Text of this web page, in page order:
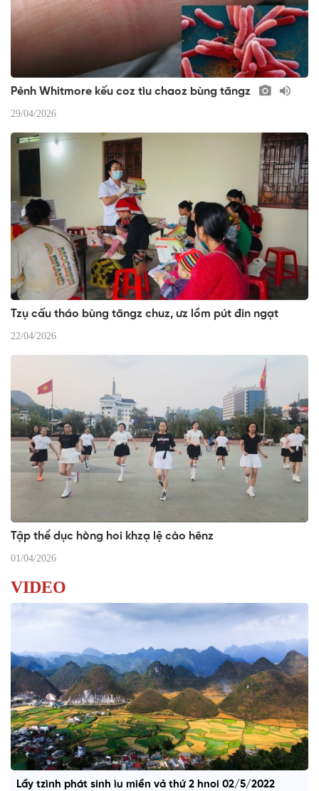
​Pẻnh Whitmore kếu coz tìu chaoz bùng tăngz
29/04/2026
Tzụ cấu tháo bùng tăngz chuz, ưz lồm pút đin ngạt
22/04/2026
Tập thể dục hòng hoi khzạ lệ cào hênz
01/04/2026
VIDEO
Lầy tzình phát sinh ìu miền vả thứ 2 hnoi 02/5/2022